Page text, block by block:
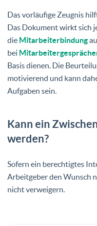
Das vorläufige Zeugnis
Das Dokument wirkt sich
die Mitarbeiterbindung
bei
Basis dienen. Die
motivierend und kann
Aufgaben sein.
Kann ein
werden?
Sofern ein berechtigtes
Arbeitgeber den Wunsch
nicht verweigern.